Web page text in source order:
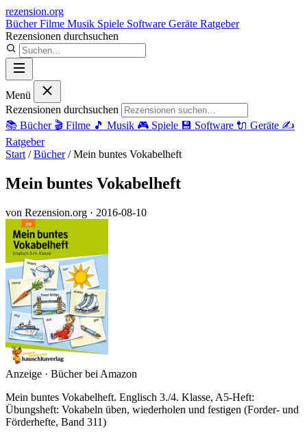
rezension.org
BücherFilme Musik Spiele Software Geräte Ratgeber
Rezensionen durchsuchen
Menü
Rezensionen durchsuchen
📚 Bücher 🎬 Filme 🎵 Musik 🎮 Spiele 💾 Software 🔌 Geräte ✍️
Ratgeber
Start / Bücher / Mein buntes Vokabelheft
Mein buntes Vokabelheft
von Rezension.org · 2016-08-10
Anzeige · Bücher bei Amazon
Mein buntes Vokabelheft. Englisch 3./4. Klasse, A5-Heft:
Übungsheft: Vokabeln üben, wiederholen und festigen (Forder- und
Förderhefte, Band 311)